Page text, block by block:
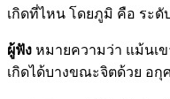
เกิดที่ไหน โดยภูมิ คือ ระดั
ผู้ฟัง หมายความว่า แม้นเ
เกิดได้บางขณะจิตด้วย อกุ